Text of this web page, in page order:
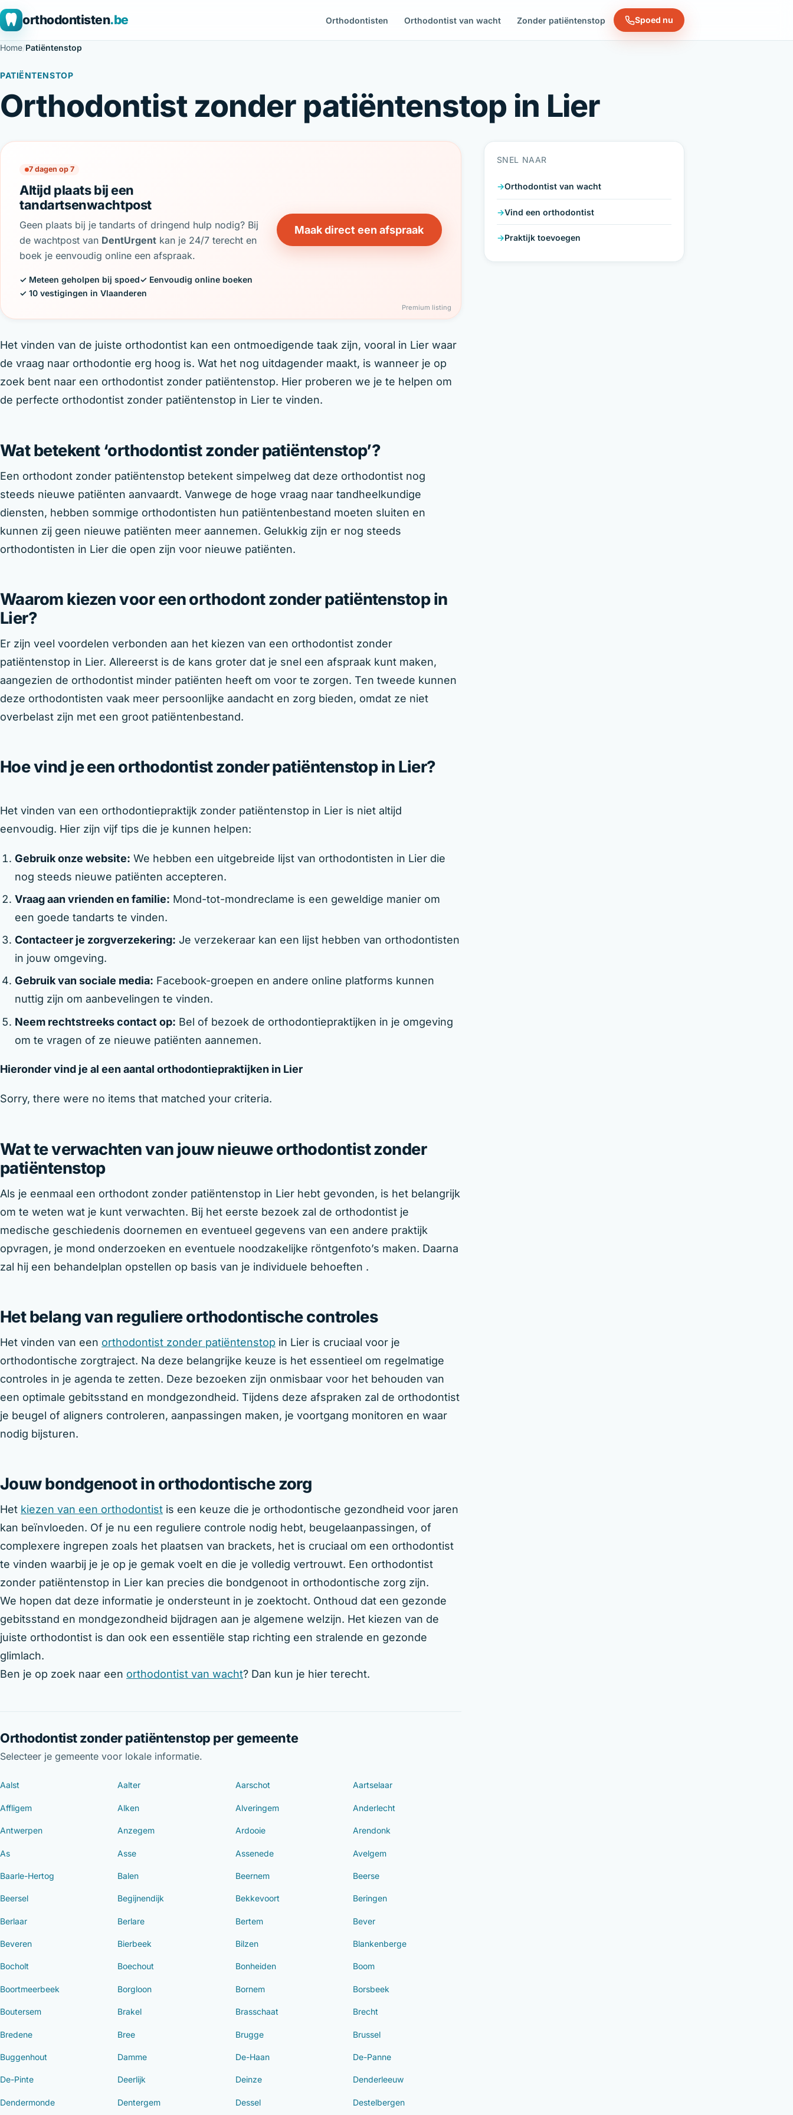
orthodontisten.be Orthodontisten Orthodontist van wacht Zonder patiëntenstop Spoed nu
Home/Patiëntenstop
PATIËNTENSTOP
Orthodontist zonder patiëntenstop in Lier
SNEL NAAR
Orthodontist van wacht
Vind een orthodontist
Praktijk toevoegen
7 dagen op 7
Altijd plaats bij een
tandartsenwachtpost
Geen plaats bij je tandarts of dringend hulp nodig? Bij
de wachtpost van DentUrgent kan je 24/7 terecht en
boek je eenvoudig online een afspraak.
✓ Meteen geholpen bij spoed✓ Eenvoudig online boeken
✓ 10 vestigingen in Vlaanderen
Maak direct een afspraak
Premium listing
Het vinden van de juiste orthodontist kan een ontmoedigende taak zijn, vooral in Lier waar
de vraag naar orthodontie erg hoog is. Wat het nog uitdagender maakt, is wanneer je op
zoek bent naar een orthodontist zonder patiëntenstop. Hier proberen we je te helpen om
de perfecte orthodontist zonder patiëntenstop in Lier te vinden.
Wat betekent ‘orthodontist zonder patiëntenstop’?
Een orthodont zonder patiëntenstop betekent simpelweg dat deze orthodontist nog
steeds nieuwe patiënten aanvaardt. Vanwege de hoge vraag naar tandheelkundige
diensten, hebben sommige orthodontisten hun patiëntenbestand moeten sluiten en
kunnen zij geen nieuwe patiënten meer aannemen. Gelukkig zijn er nog steeds
orthodontisten in Lier die open zijn voor nieuwe patiënten.
Waarom kiezen voor een orthodont zonder patiëntenstop in
Lier?
Er zijn veel voordelen verbonden aan het kiezen van een orthodontist zonder
patiëntenstop in Lier. Allereerst is de kans groter dat je snel een afspraak kunt maken,
aangezien de orthodontist minder patiënten heeft om voor te zorgen. Ten tweede kunnen
deze orthodontisten vaak meer persoonlijke aandacht en zorg bieden, omdat ze niet
overbelast zijn met een groot patiëntenbestand.
Hoe vind je een orthodontist zonder patiëntenstop in Lier?
Het vinden van een orthodontiepraktijk zonder patiëntenstop in Lier is niet altijd
eenvoudig. Hier zijn vijf tips die je kunnen helpen:
Gebruik onze website: We hebben een uitgebreide lijst van orthodontisten in Lier die
nog steeds nieuwe patiënten accepteren.
Vraag aan vrienden en familie: Mond-tot-mondreclame is een geweldige manier om
een goede tandarts te vinden.
Contacteer je zorgverzekering: Je verzekeraar kan een lijst hebben van orthodontisten
in jouw omgeving.
Gebruik van sociale media: Facebook-groepen en andere online platforms kunnen
nuttig zijn om aanbevelingen te vinden.
Neem rechtstreeks contact op: Bel of bezoek de orthodontiepraktijken in je omgeving
om te vragen of ze nieuwe patiënten aannemen.
Hieronder vind je al een aantal orthodontiepraktijken in Lier
Sorry, there were no items that matched your criteria.
Wat te verwachten van jouw nieuwe orthodontist zonder
patiëntenstop
Als je eenmaal een orthodont zonder patiëntenstop in Lier hebt gevonden, is het belangrijk
om te weten wat je kunt verwachten. Bij het eerste bezoek zal de orthodontist je
medische geschiedenis doornemen en eventueel gegevens van een andere praktijk
opvragen, je mond onderzoeken en eventuele noodzakelijke röntgenfoto’s maken. Daarna
zal hij een behandelplan opstellen op basis van je individuele behoeften .
Het belang van reguliere orthodontische controles
Het vinden van een orthodontist zonder patiëntenstop in Lier is cruciaal voor je
orthodontische zorgtraject. Na deze belangrijke keuze is het essentieel om regelmatige
controles in je agenda te zetten. Deze bezoeken zijn onmisbaar voor het behouden van
een optimale gebitsstand en mondgezondheid. Tijdens deze afspraken zal de orthodontist
je beugel of aligners controleren, aanpassingen maken, je voortgang monitoren en waar
nodig bijsturen.
Jouw bondgenoot in orthodontische zorg
Het kiezen van een orthodontist is een keuze die je orthodontische gezondheid voor jaren
kan beïnvloeden. Of je nu een reguliere controle nodig hebt, beugelaanpassingen, of
complexere ingrepen zoals het plaatsen van brackets, het is cruciaal om een orthodontist
te vinden waarbij je je op je gemak voelt en die je volledig vertrouwt. Een orthodontist
zonder patiëntenstop in Lier kan precies die bondgenoot in orthodontische zorg zijn.
We hopen dat deze informatie je ondersteunt in je zoektocht. Onthoud dat een gezonde
gebitsstand en mondgezondheid bijdragen aan je algemene welzijn. Het kiezen van de
juiste orthodontist is dan ook een essentiële stap richting een stralende en gezonde
glimlach.
Ben je op zoek naar een orthodontist van wacht? Dan kun je hier terecht.
Orthodontist zonder patiëntenstop per gemeente
Selecteer je gemeente voor lokale informatie.
Aalst Aalter Aarschot Aartselaar
Affligem Alken Alveringem Anderlecht
Antwerpen Anzegem Ardooie Arendonk
As Asse Assenede Avelgem
Baarle-Hertog Balen Beernem Beerse
Beersel Begijnendijk Bekkevoort Beringen
Berlaar Berlare Bertem Bever
Beveren Bierbeek Bilzen Blankenberge
Bocholt Boechout Bonheiden Boom
Boortmeerbeek Borgloon Bornem Borsbeek
Boutersem Brakel Brasschaat Brecht
Bredene Bree Brugge Brussel
Buggenhout Damme De-Haan De-Panne
De-Pinte Deerlijk Deinze Denderleeuw
Dendermonde Dentergem Dessel Destelbergen